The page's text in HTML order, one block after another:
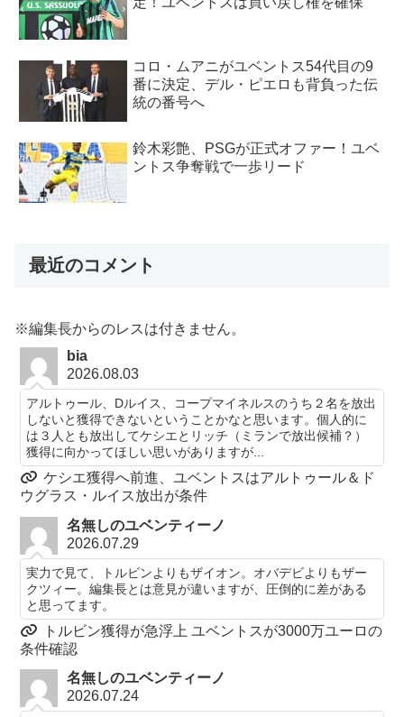
コロ・ムアニがユベントス54代目の9
番に決定、デル・ピエロも背負った伝
統の番号へ
鈴木彩艶、PSGが正式オファー！ユベ
ントス争奪戦で一歩リード
最近のコメント
※編集長からのレスは付きません。
bia
2026.08.03
アルトゥール、Dルイス、コープマイネルスのうち２名を放出
しないと獲得できないということかなと思います。個人的に
は３人とも放出してケシエとリッチ（ミランで放出候補？）
獲得に向かってほしい思いがありますが...
ケシエ獲得へ前進、ユベントスはアルトゥール＆ド
ウグラス・ルイス放出が条件
名無しのユベンティーノ
2026.07.29
実力で見て、トルビンよりもザイオン。オバデビよりもザー
クツィー。編集長とは意見が違いますが、圧倒的に差がある
と思ってます。
トルビン獲得が急浮上 ユベントスが3000万ユーロの
条件確認
名無しのユベンティーノ
2026.07.24